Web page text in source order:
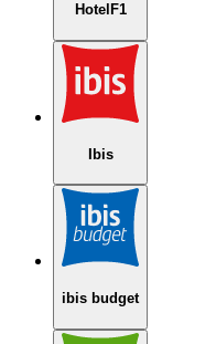
HotelF1
Ibis
ibis budget